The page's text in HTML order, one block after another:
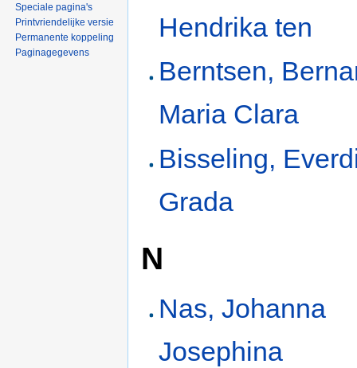
Hendrika ten
Berntsen,
Maria Clara
Bisseling,
Grada
N
Nas, Johanna
Josephina
Speciale pagina's
Printvriendelijke versie
Permanente koppeling
Paginagegevens